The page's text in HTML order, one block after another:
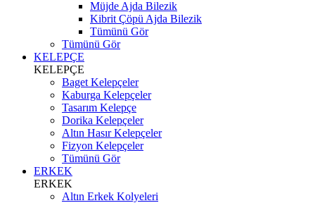
Müjde Ajda Bilezik
Kibrit Çöpü Ajda Bilezik
Tümünü Gör
Tümünü Gör
KELEPÇE
KELEPÇE
Baget Kelepçeler
Kaburga Kelepçeler
Tasarım Kelepçe
Dorika Kelepçeler
Altın Hasır Kelepçeler
Fizyon Kelepçeler
Tümünü Gör
ERKEK
ERKEK
Altın Erkek Kolyeleri